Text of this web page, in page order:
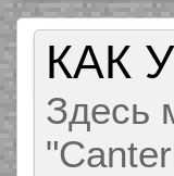
КАК
Здесь